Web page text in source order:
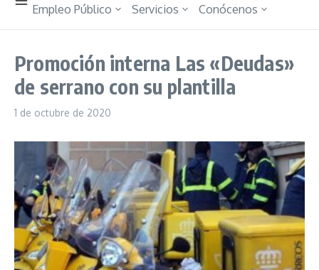
Empleo Público
Servicios Conócenos
Promoción interna Las «Deudas»
de serrano con su plantilla
1 de octubre de 2020